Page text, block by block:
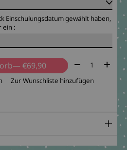
Einschulungsdatum gewählt haben,
ein :
— €69,90 Menge:
Zur Wunschliste hinzufügen